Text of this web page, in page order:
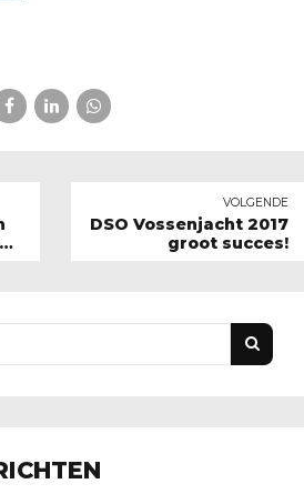
VOLGENDE
DSO Vossenjacht 2017
groot succes!